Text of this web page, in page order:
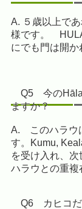
A. ５歳以上で
様です。
にでも門は開か
Q5 今の
ますか？
A.
このハラ
す。Kumu,
を受け入れ、
ハラウとの重複
Q6 カヒコだ